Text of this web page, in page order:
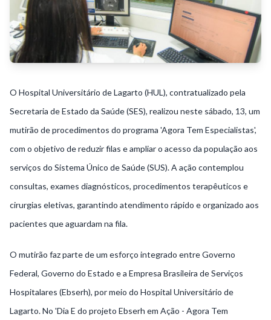
O Hospital Universitário de Lagarto (HUL), contratualizado pela
Secretaria de Estado da Saúde (SES), realizou neste sábado, 13, um
mutirão de procedimentos do programa 'Agora Tem Especialistas',
com o objetivo de reduzir filas e ampliar o acesso da população aos
serviços do Sistema Único de Saúde (SUS). A ação contemplou
consultas, exames diagnósticos, procedimentos terapêuticos e
cirurgias eletivas, garantindo atendimento rápido e organizado aos
pacientes que aguardam na fila.
O mutirão faz parte de um esforço integrado entre Governo
Federal, Governo do Estado e a Empresa Brasileira de Serviços
Hospitalares (Ebserh), por meio do Hospital Universitário de
Lagarto. No 'Dia E do projeto Ebserh em Ação - Agora Tem